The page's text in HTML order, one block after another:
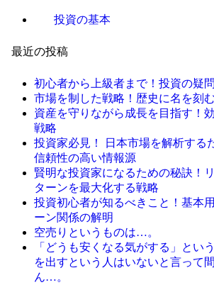
投資の基本
最近の投稿
初心者から上級者まで！投資の疑
市場を制した戦略！歴史に名を刻
資産を守りながら成長を目指す！
戦略
投資家必見！ 日本市場を解析する
信頼性の高い情報源
賢明な投資家になるための秘訣！
ターンを最大化する戦略
投資初心者が知るべきこと！基本
ーン関係の解明
空売りというものは…。
「どうも安くなる気がする」とい
を出すという人はいないと言って
ん…。